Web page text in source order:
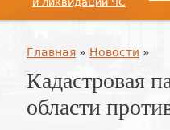
Вы здесь
Главная » Новости »
Кадастровая
области